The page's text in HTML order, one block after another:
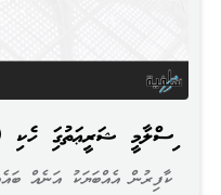
އިސްލާމީ ޝަރީޢަތުގައި ހެކި
ކާފިރުން އެއްބަޔަކު އަނެއް